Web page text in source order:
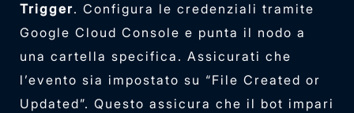
Trigger. Configura le credenziali tramite
Google Cloud Console e punta il nodo a
una cartella specifica. Assicurati che
l’evento sia impostato su “File Created or
Updated”. Questo assicura che il bot impari